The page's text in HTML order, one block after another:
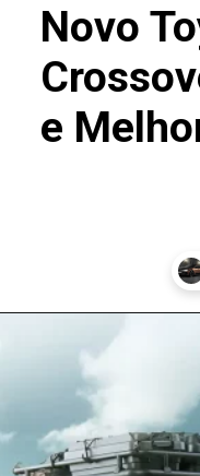
Novo
e
Opening